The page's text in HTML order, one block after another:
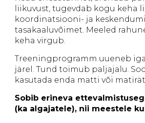
liikuvust, tugevdab kogu keha
koordinatsiooni- ja
tasakaaluvõimet. Meeled
keha virgub.
Treeningprogramm uueneb
järel. Tund toimub paljajalu.
kasutada enda matti või
Sobib erineva
(ka algajatele), nii meestele